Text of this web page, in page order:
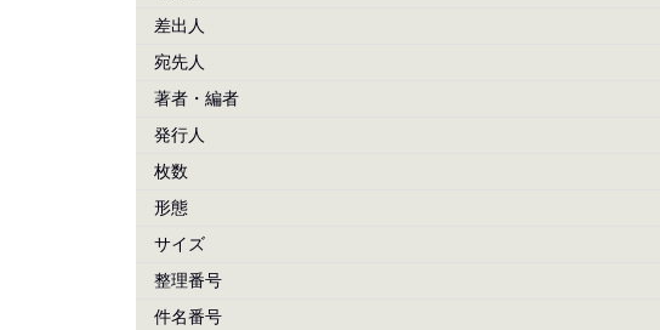
差出人
宛先人
著者・編者
発行人
枚数
形態
サイズ
整理番号
件名番号